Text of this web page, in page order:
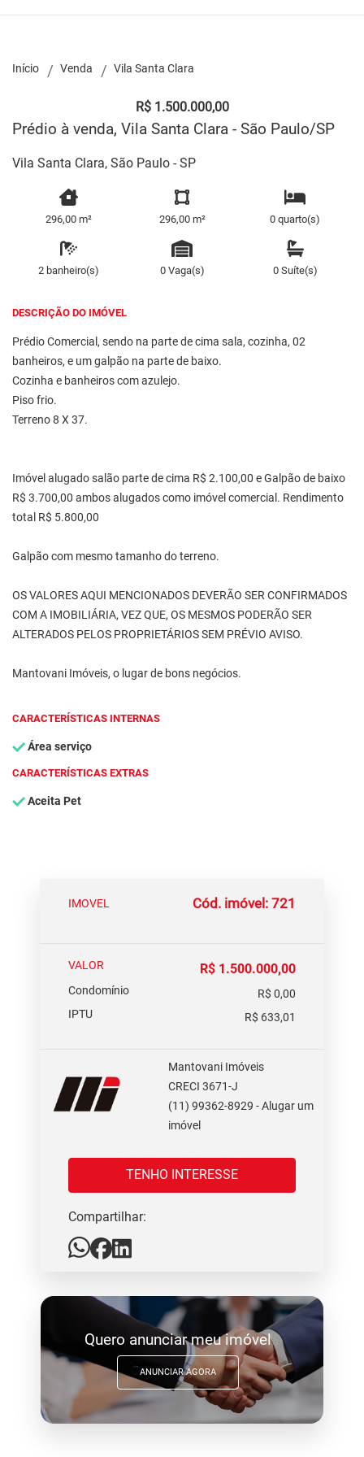
Início Venda Vila Santa Clara
R$ 1.500.000,00
Prédio à venda, Vila Santa Clara - São Paulo/SP
Vila Santa Clara, São Paulo - SP
296,00 m² 296,00 m² 0 quarto(s)
2 banheiro(s) 0 Vaga(s) 0 Suíte(s)
DESCRIÇÃO DO IMÓVEL
Prédio Comercial, sendo na parte de cima sala, cozinha, 02
banheiros, e um galpão na parte de baixo.
Cozinha e banheiros com azulejo.
Piso frio.
Terreno 8 X 37.
Imóvel alugado salão parte de cima R$ 2.100,00 e Galpão de baixo
R$ 3.700,00 ambos alugados como imóvel comercial. Rendimento
total R$ 5.800,00
Galpão com mesmo tamanho do terreno.
OS VALORES AQUI MENCIONADOS DEVERÃO SER CONFIRMADOS
COM A IMOBILIÁRIA, VEZ QUE, OS MESMOS PODERÃO SER
ALTERADOS PELOS PROPRIETÁRIOS SEM PRÉVIO AVISO.
Mantovani Imóveis, o lugar de bons negócios.
CARACTERÍSTICAS INTERNAS
Área serviço
CARACTERÍSTICAS EXTRAS
Aceita Pet
IMOVEL Cód. imóvel: 721
VALOR R$ 1.500.000,00
Condomínio
R$ 0,00
IPTU
R$ 633,01
Mantovani Imóveis
CRECI 3671-J
(11) 99362-8929 - Alugar um
imóvel
TENHO INTERESSE
Compartilhar:
Quero anunciar meu imóvel
ANUNCIAR AGORA